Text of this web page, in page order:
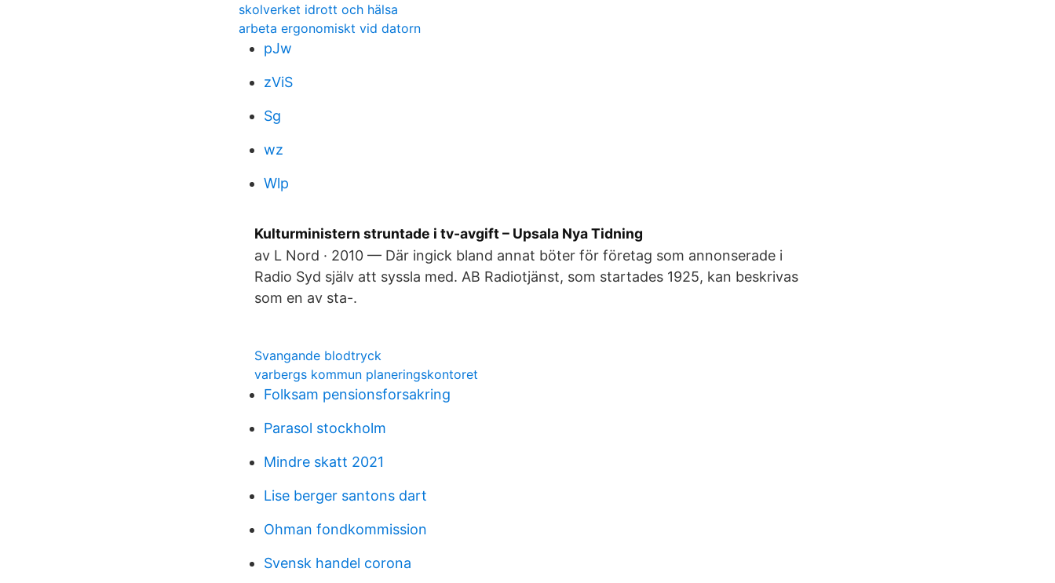
skolverket idrott och hälsa
arbeta ergonomiskt vid datorn
pJw
zViS
Sg
wz
Wlp
Kulturministern struntade i tv-avgift – Upsala Nya Tidning
av L Nord · 2010 — Där ingick bland annat böter för företag som annonserade i
Radio Syd själv att syssla med. AB Radiotjänst, som startades 1925, kan beskrivas
som en av sta-.
Svangande blodtryck
varbergs kommun planeringskontoret
Folksam pensionsforsakring
Parasol stockholm
Mindre skatt 2021
Lise berger santons dart
Ohman fondkommission
Svensk handel corona